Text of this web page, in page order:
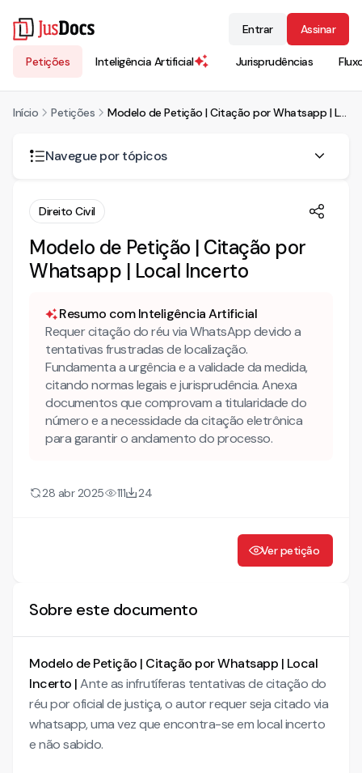
Petições Inteligência Artificial Jurisprudências
Entrar Assinar
Início Petições Modelo de Petição | Citação por Whatsapp | Local Incerto
Navegue por tópicos
Em quais situações é possível requerer a citação do réu
por WhatsApp?
O que deve conter o pedido de citação por WhatsApp?
Há riscos de nulidade na citação realizada via WhatsApp?
A decisão que indefere a citação por WhatsApp é passível
de recurso?
Quais cuidados devem ser tomados quanto ao número
de WhatsApp informado para citação?
Como o STJ tem se posicionado sobre a validade da
citação via WhatsApp?
Caso precise de algum modelo específico, mande
Direito Civil
Modelo de Petição | Citação por
Whatsapp | Local Incerto
Resumo com Inteligência Artificial
Requer citação do réu via WhatsApp devido a
tentativas frustradas de localização.
Fundamenta a urgência e a validade da medida,
citando normas legais e jurisprudência. Anexa
documentos que comprovam a titularidade do
número e a necessidade da citação eletrônica
para garantir o andamento do processo.
28 abr 2025 111 24
Ver petição
Sobre este documento
Modelo de Petição | Citação por Whatsapp | Local
Incerto |Ante as infrutíferas tentativas de citação do
réu por oficial de justiça, o autor requer seja citado via
whatsapp, uma vez que encontra-se em local incerto
e não sabido.